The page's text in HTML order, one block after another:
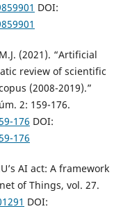
DOI:
(2021). “Artificial
review of scientific
(2008-2019).”
2: 159-176.
176 DOI:
176
AI act: A framework
of Things, vol. 27.
DOI: